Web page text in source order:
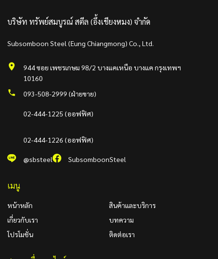
บริษัท ทรัพย์สมบูรณ์ สตีล (อึ้งเชียงหมง) จำกัด
Subsomboon Steel (Eung Chiangmong) Co., Ltd.
944 ซอย เพชรเกษม 98/2 บางแคเหนือ บางแค กรุงเทพฯ
10160
093-508-2999 (ฝ่ายขาย)
02-444-1225 (ออฟฟิศ)
02-444-1226 (ออฟฟิศ)
@sbsteel SubsomboonSteel
เมนู
หน้าหลัก
เกี่ยวกับเรา
โปรโมชั่น
สินค้าและบริการ
บทความ
ติดต่อเรา